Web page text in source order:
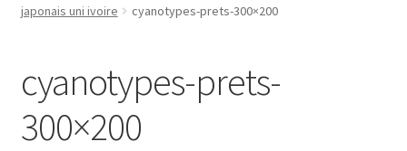
japonais uni ivoire
cyanotypes-prets-300×200
cyanotypes-prets-
300×200